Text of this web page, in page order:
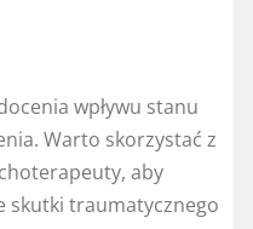
wpływu stanu
Warto skorzystać z
aby
skutki traumatycznego